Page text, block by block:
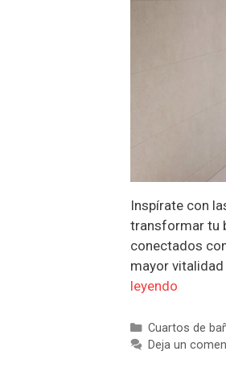
Inspírate con
transformar tu
conectados
mayor
leyendo
Categorías
Cuartos de
Deja un